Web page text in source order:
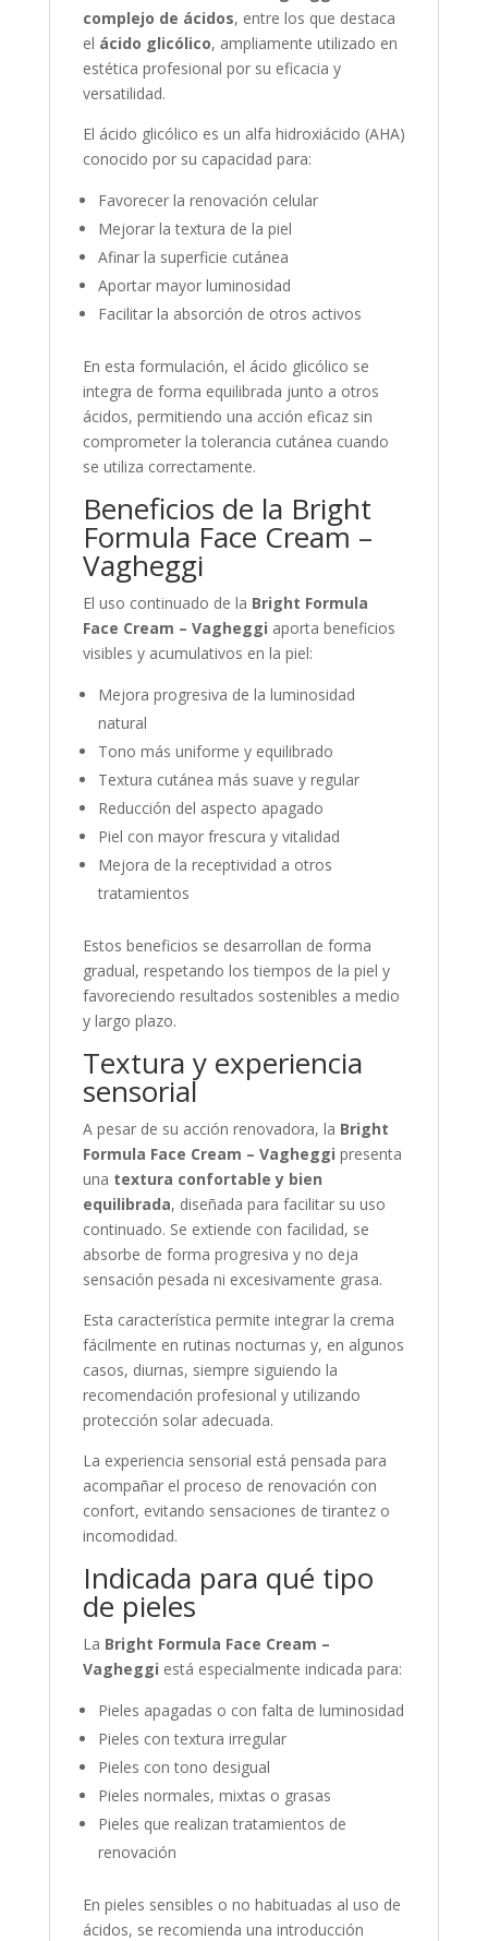
complejo de ácidos, entre los que destaca
el ácido glicólico, ampliamente utilizado en
estética profesional por su eficacia y
versatilidad.
El ácido glicólico es un alfa hidroxiácido (AHA)
conocido por su capacidad para:
Favorecer la renovación celular
Mejorar la textura de la piel
Afinar la superficie cutánea
Aportar mayor luminosidad
Facilitar la absorción de otros activos
En esta formulación, el ácido glicólico se
integra de forma equilibrada junto a otros
ácidos, permitiendo una acción eficaz sin
comprometer la tolerancia cutánea cuando
se utiliza correctamente.
Beneficios de la Bright
Formula Face Cream –
Vagheggi
El uso continuado de la Bright Formula
Face Cream – Vagheggi aporta beneficios
visibles y acumulativos en la piel:
Mejora progresiva de la luminosidad
natural
Tono más uniforme y equilibrado
Textura cutánea más suave y regular
Reducción del aspecto apagado
Piel con mayor frescura y vitalidad
Mejora de la receptividad a otros
tratamientos
Estos beneficios se desarrollan de forma
gradual, respetando los tiempos de la piel y
favoreciendo resultados sostenibles a medio
y largo plazo.
Textura y experiencia
sensorial
A pesar de su acción renovadora, la Bright
Formula Face Cream – Vagheggi presenta
una textura confortable y bien
equilibrada, diseñada para facilitar su uso
continuado. Se extiende con facilidad, se
absorbe de forma progresiva y no deja
sensación pesada ni excesivamente grasa.
Esta característica permite integrar la crema
fácilmente en rutinas nocturnas y, en algunos
casos, diurnas, siempre siguiendo la
recomendación profesional y utilizando
protección solar adecuada.
La experiencia sensorial está pensada para
acompañar el proceso de renovación con
confort, evitando sensaciones de tirantez o
incomodidad.
Indicada para qué tipo
de pieles
La Bright Formula Face Cream –
Vagheggi está especialmente indicada para:
Pieles apagadas o con falta de luminosidad
Pieles con textura irregular
Pieles con tono desigual
Pieles normales, mixtas o grasas
Pieles que realizan tratamientos de
renovación
En pieles sensibles o no habituadas al uso de
ácidos, se recomienda una introducción